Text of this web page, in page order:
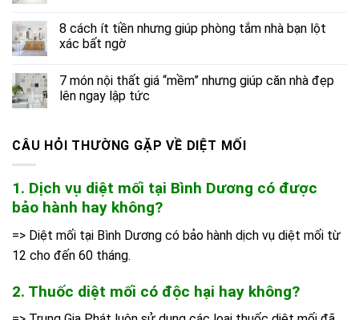
8 cách ít tiền nhưng giúp phòng tắm nhà bạn lột
xác bất ngờ
7 món nội thất giá “mềm” nhưng giúp căn nhà đẹp
lên ngay lập tức
CÂU HỎI THƯỜNG GẶP VỀ DIỆT MỐI
1. Dịch vụ diệt mối tại Bình Dương có được
bảo hành hay không?
=> Diệt mối tại Bình Dương có bảo hành dịch vụ diệt mối từ
12 cho đến 60 tháng.
2. Thuốc diệt mối có độc hại hay không?